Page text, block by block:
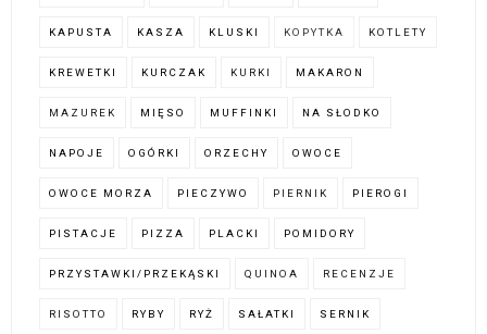
KAPUSTA KASZA KLUSKI KOPYTKA KOTLETY
KREWETKI KURCZAK KURKI MAKARON
MAZUREK MIĘSO MUFFINKI NA SŁODKO
NAPOJE OGÓRKI ORZECHY OWOCE
OWOCE MORZA PIECZYWO PIERNIK PIEROGI
PISTACJE PIZZA PLACKI POMIDORY
PRZYSTAWKI/PRZEKĄSKI QUINOA RECENZJE
RISOTTO RYBY RYŻ SAŁATKI SERNIK